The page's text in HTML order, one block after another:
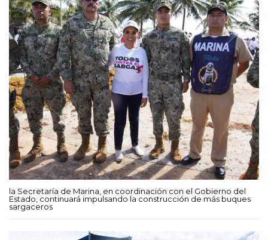
la Secretaría de Marina, en coordinación con el Gobierno del
Estado, continuará impulsando la construcción de más buques
sargaceros